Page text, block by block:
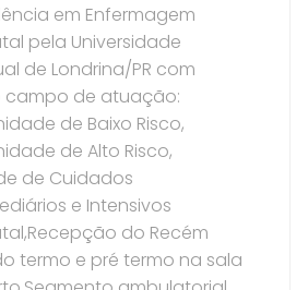
em Enfermagem
pela Universidade
de Londrina/PR com
campo de atuação:
de Baixo Risco,
de Alto Risco,
de Cuidados
e Intensivos
do Recém
termo e pré termo na sala